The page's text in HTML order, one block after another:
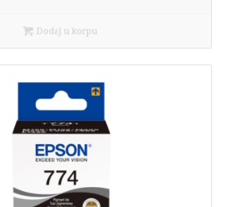
Dodaj u korpu